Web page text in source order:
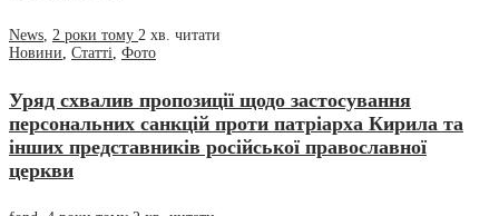
News 2 роки тому 2 хв. читати
Новини Статті Фото
Уряд схвалив пропозиції щодо застосування
персональних санкцій проти патріарха Кирила та
інших представників російської православної
церкви